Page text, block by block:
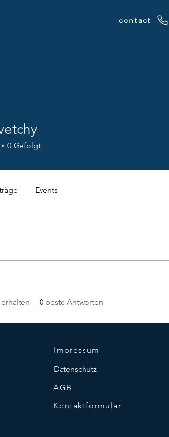
contact
0 beste Antworten
0 Gefolgt
Events
Impressum
Datenschutz
AGB
Kontaktformular